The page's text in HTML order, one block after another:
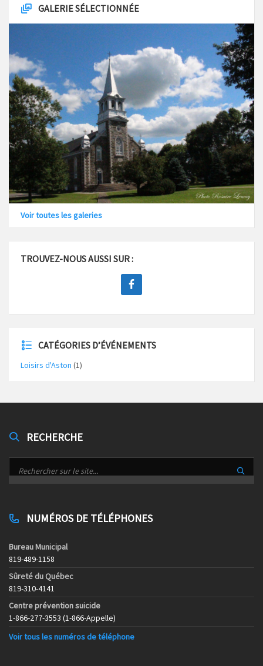
GALERIE SÉLECTIONNÉE
Voir toutes les galeries
TROUVEZ-NOUS AUSSI SUR :
CATÉGORIES D’ÉVÉNEMENTS
Loisirs d'Aston (1)
RECHERCHE
NUMÉROS DE TÉLÉPHONES
Bureau Municipal
819-489-1158
Sûreté du Québec
819-310-4141
Centre prévention suicide
1-866-277-3553 (1-866-Appelle)
Voir tous les numéros de téléphone